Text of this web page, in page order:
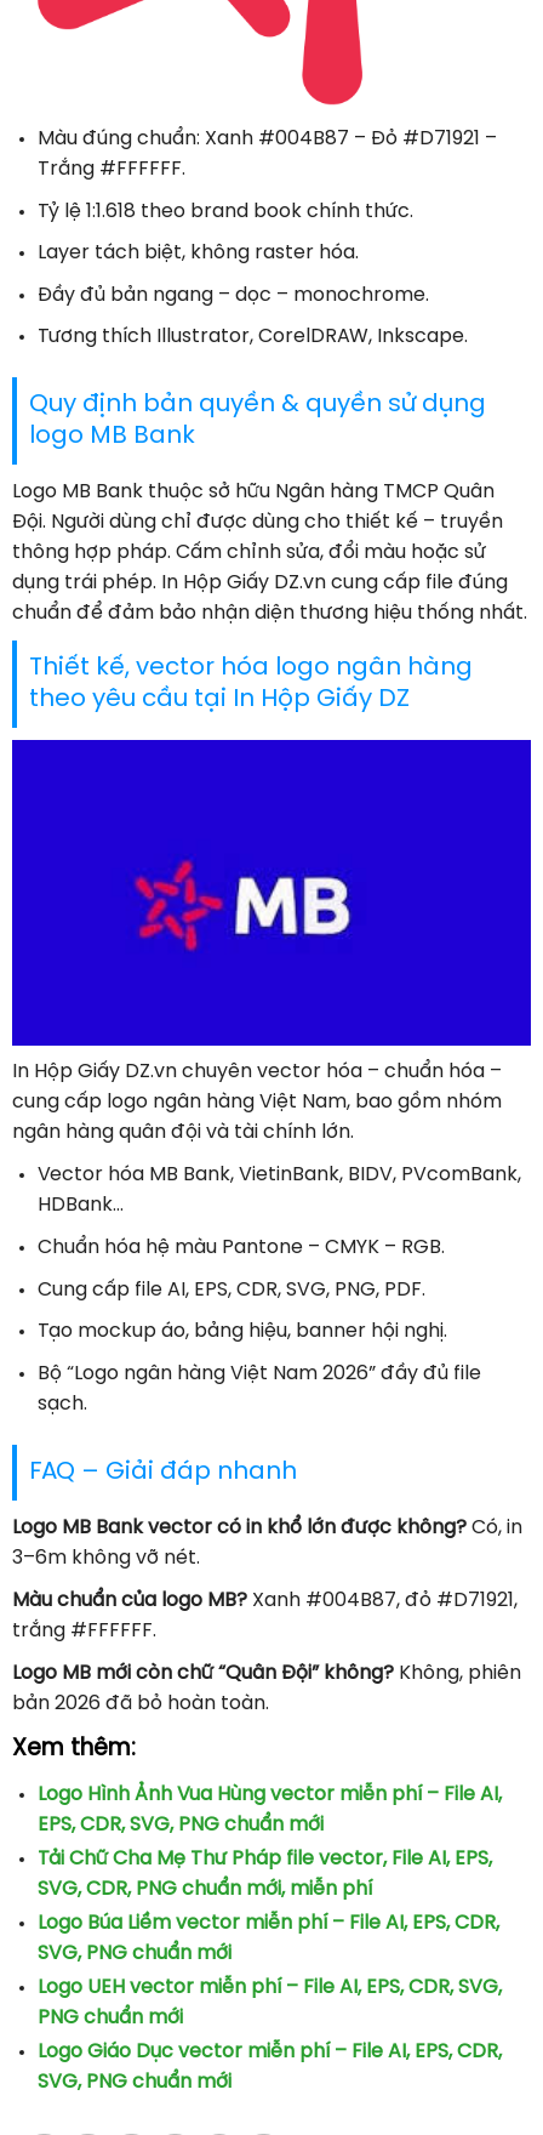
Màu đúng chuẩn: Xanh #004B87 – Đỏ #D71921 –
Trắng #FFFFFF.
Tỷ lệ 1:1.618 theo brand book chính thức.
Layer tách biệt, không raster hóa.
Đầy đủ bản ngang – dọc – monochrome.
Tương thích Illustrator, CorelDRAW, Inkscape.
Quy định bản quyền & quyền sử dụng
logo MB Bank
Logo MB Bank thuộc sở hữu Ngân hàng TMCP Quân
Đội. Người dùng chỉ được dùng cho thiết kế – truyền
thông hợp pháp. Cấm chỉnh sửa, đổi màu hoặc sử
dụng trái phép. In Hộp Giấy DZ.vn cung cấp file đúng
chuẩn để đảm bảo nhận diện thương hiệu thống nhất.
Thiết kế, vector hóa logo ngân hàng
theo yêu cầu tại In Hộp Giấy DZ
In Hộp Giấy DZ.vn chuyên vector hóa – chuẩn hóa –
cung cấp logo ngân hàng Việt Nam, bao gồm nhóm
ngân hàng quân đội và tài chính lớn.
Vector hóa MB Bank, VietinBank, BIDV, PVcomBank,
HDBank…
Chuẩn hóa hệ màu Pantone – CMYK – RGB.
Cung cấp file AI, EPS, CDR, SVG, PNG, PDF.
Tạo mockup áo, bảng hiệu, banner hội nghị.
Bộ “Logo ngân hàng Việt Nam 2026” đầy đủ file
sạch.
FAQ – Giải đáp nhanh
Logo MB Bank vector có in khổ lớn được không? Có, in
3–6m không vỡ nét.
Màu chuẩn của logo MB? Xanh #004B87, đỏ #D71921,
trắng #FFFFFF.
Logo MB mới còn chữ “Quân Đội” không? Không, phiên
bản 2026 đã bỏ hoàn toàn.
Xem thêm:
Logo Hình Ảnh Vua Hùng vector miễn phí – File AI,
EPS, CDR, SVG, PNG chuẩn mới
Tải Chữ Cha Mẹ Thư Pháp file vector, File AI, EPS,
SVG, CDR, PNG chuẩn mới, miễn phí
Logo Búa Liềm vector miễn phí – File AI, EPS, CDR,
SVG, PNG chuẩn mới
Logo UEH vector miễn phí – File AI, EPS, CDR, SVG,
PNG chuẩn mới
Logo Giáo Dục vector miễn phí – File AI, EPS, CDR,
SVG, PNG chuẩn mới